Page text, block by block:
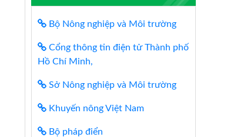
Bộ Nông nghiệp và Môi trường
Cổng thông tin điện tử Thành phố
Hồ Chí Minh,
Sở Nông nghiệp và Môi trường
Khuyến nông Việt Nam
Bộ pháp điển